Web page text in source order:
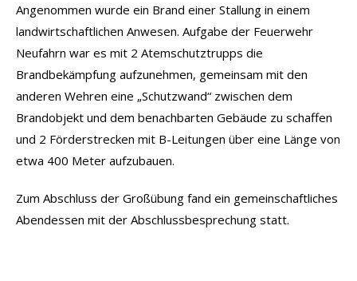
Angenommen wurde ein Brand einer Stallung in einem
landwirtschaftlichen Anwesen. Aufgabe der Feuerwehr
Neufahrn war es mit 2 Atemschutztrupps die
Brandbekämpfung aufzunehmen, gemeinsam mit den
anderen Wehren eine „Schutzwand“ zwischen dem
Brandobjekt und dem benachbarten Gebäude zu schaffen
und 2 Förderstrecken mit B-Leitungen über eine Länge von
etwa 400 Meter aufzubauen.
Zum Abschluss der Großübung fand ein gemeinschaftliches
Abendessen mit der Abschlussbesprechung statt.